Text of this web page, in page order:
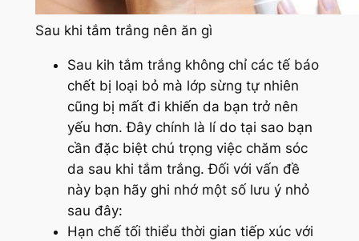
Sau khi tắm trắng nên ăn gì
Sau kih tắm trắng không chỉ các tế báo
chết bị loại bỏ mà lớp sừng tự nhiên
cũng bị mất đi khiến da bạn trở nên
yếu hơn. Đây chính là lí do tại sao bạn
cần đặc biệt chú trọng việc chăm sóc
da sau khi tắm trắng. Đối với vấn đề
này bạn hãy ghi nhớ một số lưu ý nhỏ
sau đây:
Hạn chế tối thiểu thời gian tiếp xúc với